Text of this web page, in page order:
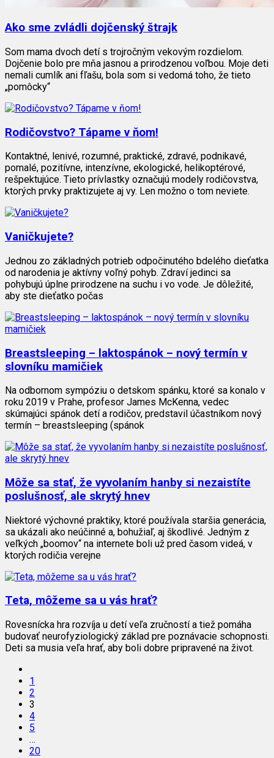
Ako sme zvládli dojčenský štrajk
Som mama dvoch detí s trojročným vekovým rozdielom.
Dojčenie bolo pre mňa jasnou a prirodzenou voľbou. Moje deti
nemali cumlík ani fľašu, bola som si vedomá toho, že tieto
„pomôcky“
Rodičovstvo? Tápame v ňom!
Kontaktné, lenivé, rozumné, praktické, zdravé, podnikavé,
pomalé, pozitívne, intenzívne, ekologické, helikoptérové,
rešpektujúce. Tieto prívlastky označujú modely rodičovstva,
ktorých prvky praktizujete aj vy. Len možno o tom neviete.
Vaničkujete?
Jednou zo základných potrieb odpočinutého bdelého dieťatka
od narodenia je aktívny voľný pohyb. Zdraví jedinci sa
pohybujú úplne prirodzene na suchu i vo vode. Je dôležité,
aby ste dieťatko počas
Breastsleeping – laktospánok – nový termín v
slovníku mamičiek
Na odbornom sympóziu o detskom spánku, ktoré sa konalo v
roku 2019 v Prahe, profesor James McKenna, vedec
skúmajúci spánok detí a rodičov, predstavil účastníkom nový
termín – breastsleeping (spánok
Môže sa stať, že vyvolaním hanby si nezaistíte
poslušnosť, ale skrytý hnev
Niektoré výchovné praktiky, ktoré používala staršia generácia,
sa ukázali ako neúčinné a, bohužiaľ, aj škodlivé. Jedným z
veľkých „boomov“ na internete boli už pred časom videá, v
ktorých rodičia verejne
Teta, môžeme sa u vás hrať?
Rovesnícka hra rozvíja u detí veľa zručností a tiež pomáha
budovať neurofyziologický základ pre poznávacie schopnosti.
Deti sa musia veľa hrať, aby boli dobre pripravené na život.
1
2
3
4
5
…
20